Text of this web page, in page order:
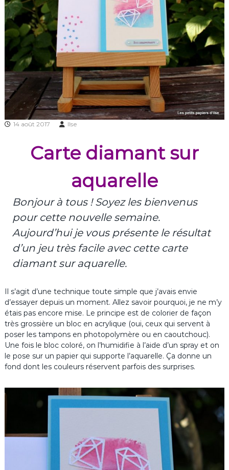
14 août 2017 Ilse
Carte diamant sur
aquarelle
Bonjour à tous ! Soyez les bienvenus
pour cette nouvelle semaine.
Aujourd’hui je vous présente le résultat
d’un jeu très facile avec cette carte
diamant sur aquarelle.
Il s’agit d’une technique toute simple que j’avais envie
d’essayer depuis un moment. Allez savoir pourquoi, je ne m’y
étais pas encore mise. Le principe est de colorier de façon
très grossière un bloc en acrylique (oui, ceux qui servent à
poser les tampons en photopolymère ou en caoutchouc).
Une fois le bloc coloré, on l’humidifie à l’aide d’un spray et on
le pose sur un papier qui supporte l’aquarelle. Ça donne un
fond dont les couleurs réservent parfois des surprises.